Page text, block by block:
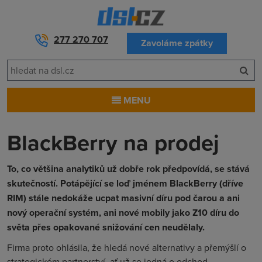
277 270 707 Zavoláme zpátky
MENU
BlackBerry na prodej
To, co většina analytiků už dobře rok předpovídá, se stává
skutečností. Potápějící se loď jménem BlackBerry (dříve
RIM) stále nedokáže ucpat masivní díru pod čarou a ani
nový operační systém, ani nové mobily jako Z10 díru do
světa přes opakované snižování cen neudělaly.
Firma proto ohlásila, že hledá nové alternativy a přemýšlí o